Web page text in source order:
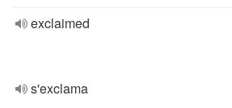
exclaimed
s'exclama